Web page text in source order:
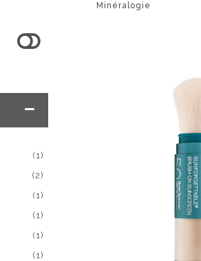
(1)
(2)
(1)
(1)
(1)
(1)
Minéralogie